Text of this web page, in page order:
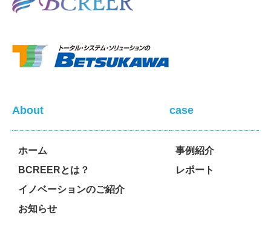
About
ホーム
BCREERとは？
イノベーションのご紹介
お知らせ
case
事例紹介
レポート